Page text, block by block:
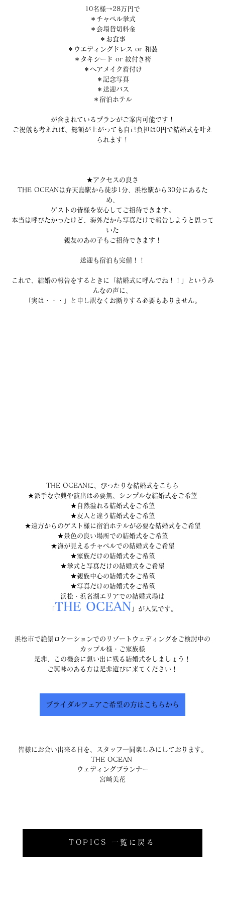
TOPICS 一覧に戻る
10名様→28万円で
＊チャペル挙式
＊会場貸切料金
＊お食事
＊ウエディングドレス or 和装
＊タキシード or 紋付き袴
＊ヘアメイク着付け
＊記念写真
＊送迎バス
＊宿泊ホテル
が含まれているプランがご案内可能です！
ご祝儀も考えれば、総額が上がっても自己負担は0円で結婚式を叶え
られます！
★アクセスの良さ
THE OCEANは弁天島駅から徒歩1分、浜松駅から30分にあるた
め、
ゲストの皆様を安心してご招待できます。
本当は呼びたかったけど、海外だから写真だけで報告しようと思って
いた
親友のあの子もご招待できます！
送迎も宿泊も完備！！
これで、結婚の報告をするときに「結婚式に呼んでね！！」というみ
んなの声に、
「実は・・・」と申し訳なくお断りする必要もありません。
THE OCEANに、ぴったりな結婚式をこちら
★派手な余興や演出は必要無、シンプルな結婚式をご希望
★自然溢れる結婚式をご希望
★友人と違う結婚式をご希望
★遠方からのゲスト様に宿泊ホテルが必要な結婚式をご希望
★景色の良い場所での結婚式をご希望
★海が見えるチャペルでの結婚式をご希望
★家族だけの結婚式をご希望
★挙式と写真だけの結婚式をご希望
★親族中心の結婚式をご希望
★写真だけの結婚式をご希望
浜松・浜名湖エリアでの結婚式場は
「THE OCEAN 」が人気です。
浜松市で絶景ロケーションでのリゾートウェディングをご検討中の
カップル様・ご家族様
是非、この機会に想い出に残る結婚式をしましょう！
ご興味のある方は是非遊びに来てください！
ブライダルフェアご希望の方はこちらから
皆様にお会い出来る日を、スタッフ一同楽しみにしております。
THE OCEAN
ウェディングプランナー
宮崎美花